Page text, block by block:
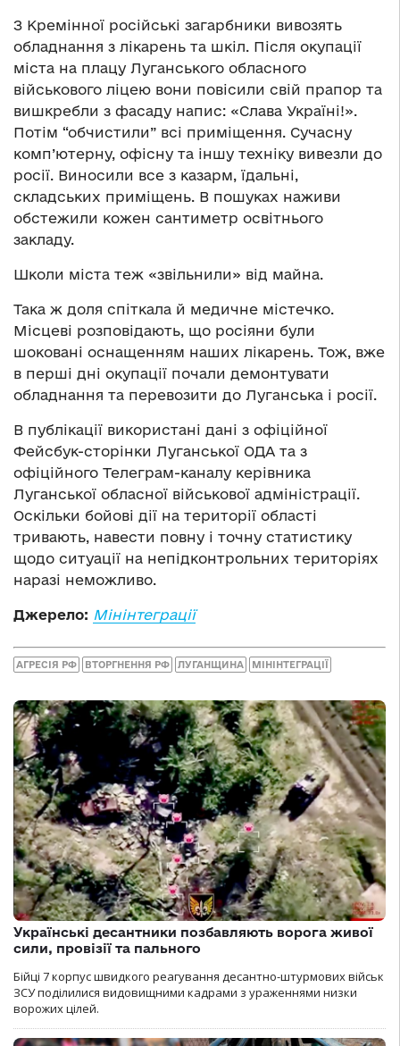
З Кремінної російські загарбники вивозять
обладнання з лікарень та шкіл. Після окупації
міста на плацу Луганського обласного
військового ліцею вони повісили свій прапор та
вишкребли з фасаду напис: «Слава Україні!».
Потім “обчистили” всі приміщення. Сучасну
комп’ютерну, офісну та іншу техніку вивезли до
росії. Виносили все з казарм, їдальні,
складських приміщень. В пошуках наживи
обстежили кожен сантиметр освітнього
закладу.
Школи міста теж «звільнили» від майна.
Така ж доля спіткала й медичне містечко.
Місцеві розповідають, що росіяни були
шоковані оснащенням наших лікарень. Тож, вже
в перші дні окупації почали демонтувати
обладнання та перевозити до Луганська і росії.
В публікації використані дані з офіційної
Фейсбук-сторінки Луганської ОДА та з
офіційного Телеграм-каналу керівника
Луганської обласної військової адміністрації.
Оскільки бойові дії на території області
тривають, навести повну і точну статистику
щодо ситуації на непідконтрольних територіях
наразі неможливо.
Джерело: Мінінтеграції
АГРЕСІЯ РФ ВТОРГНЕННЯ РФ ЛУГАНЩИНА МІНІНТЕГРАЦІЇ
Українські десантники позбавляють ворога живої
сили, провізії та пального
Бійці 7 корпус швидкого реагування десантно-штурмових військ
ЗСУ поділилися видовищними кадрами з ураженнями низки
ворожих цілей.